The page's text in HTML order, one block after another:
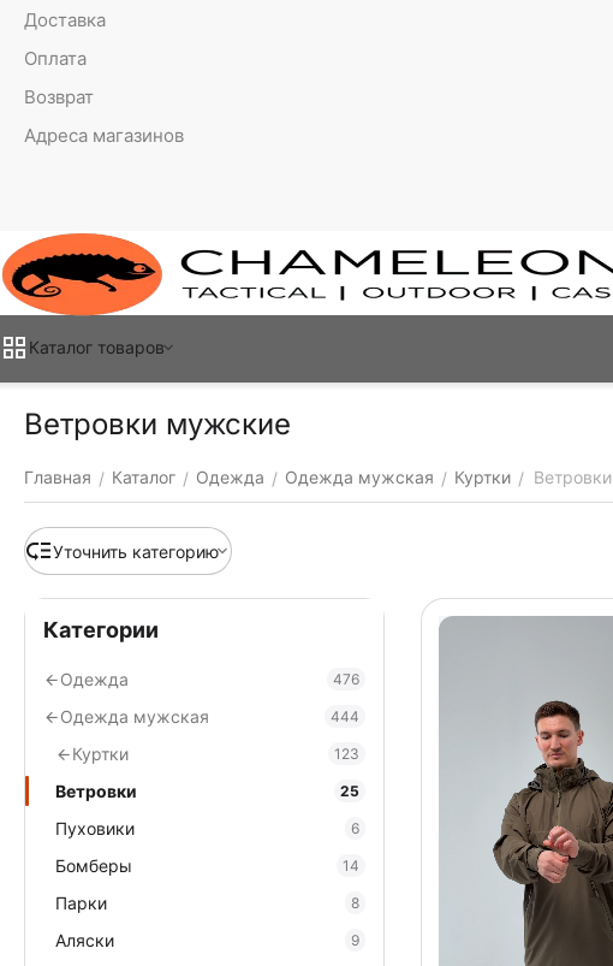
Доставка
Оплата
Возврат
Адреса магазинов
Каталог товаров
Ветровки мужские
Главная / Каталог / Одежда / Одежда мужская / Куртки / Ветровки
Уточнить категорию
Категории
Одежда 476
Одежда мужская 444
Куртки 123
Ветровки 25
Пуховики 6
Бомберы 14
Парки 8
Аляски 9